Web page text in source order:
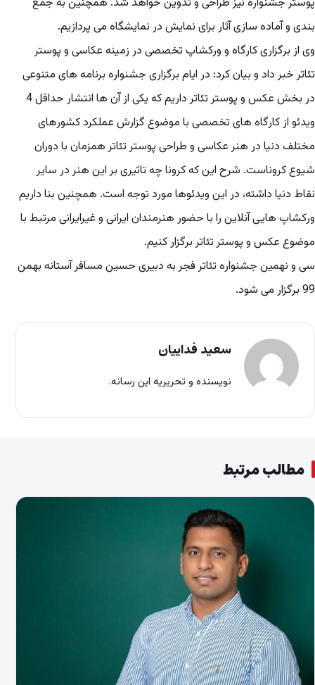
بندی و آماده سازی آثار برای نمایش در نمایشگاه می پردازیم.
وی از برگزاری کارگاه و ورکشاپ تخصصی در زمینه عکاسی و پوستر
تئاتر خبر داد و بیان کرد: در ایام برگزاری جشنواره برنامه های متنوعی
در بخش عکس و پوستر تئاتر داریم که یکی از آن ها انتشار حداقل 4
ویدئو از کارگاه های تخصصی با موضوع گزارش عملکرد کشورهای
مختلف دنیا در هنر عکاسی و طراحی پوستر تئاتر همزمان با دوران
شیوع کروناست. شرح این که کرونا چه تاثیری بر این هنر در سایر
نقاط دنیا داشته، در این ویدئوها مورد توجه است. همچنین بنا داریم
ورکشاپ هایی آنلاین را با حضور هنرمندان ایرانی و غیرایرانی مرتبط با
موضوع عکس و پوستر تئاتر برگزار کنیم.
سی و نهمین جشنواره تئاتر فجر به دبیری حسین مسافر آستانه بهمن
99 برگزار می شود.
سعید فداییان
نویسنده و تحریریه این رسانه.
مطالب مرتبط